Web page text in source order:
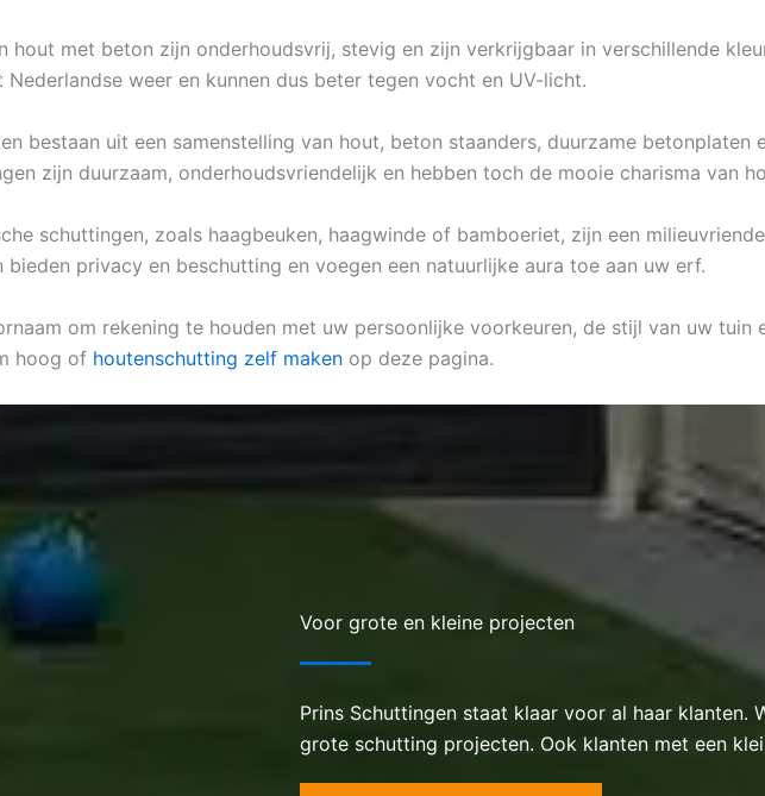
hout met beton zijn onderhoudsvrij, stevig en zijn verkrijgbaar in verschillende
weer en kunnen dus beter tegen vocht en UV-licht.
bestaan uit een samenstelling van hout, beton staanders, duurzame betonplaten
zijn duurzaam, onderhoudsvriendelijk en hebben toch de mooie charisma van
schuttingen, zoals haagbeuken, haagwinde of bamboeriet, zijn een
privacy en beschutting en voegen een natuurlijke aura toe aan uw erf.
om rekening te houden met uw persoonlijke voorkeuren, de stijl van uw tuin
hoog of houtenschutting zelf maken op deze pagina.
Voor grote en kleine projecten
Prins Schuttingen staat klaar voor al haar klanten.
grote schutting projecten. Ook klanten met een